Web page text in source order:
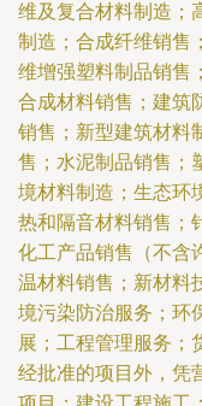
维及复合材料制造；
制造；合成纤维销售
维增强塑料制品销售
合成材料销售；建筑
销售；新型建筑材料
售；水泥制品销售；
境材料制造；生态环
热和隔音材料销售；
化工产品销售（不含
温材料销售；新材料
境污染防治服务；环
展；工程管理服务；
经批准的项目外，凭